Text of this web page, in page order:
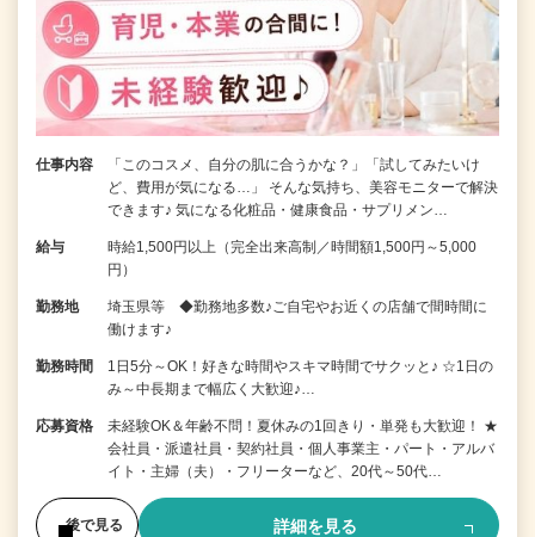
仕事内容
「このコスメ、自分の肌に合うかな？」「試してみたいけ
ど、費用が気になる…」 そんな気持ち、美容モニターで解決
できます♪ 気になる化粧品・健康食品・サプリメン…
給与
時給1,500円以上（完全出来高制／時間額1,500円～5,000
円）
勤務地
埼玉県等 ◆勤務地多数♪ご自宅やお近くの店舗で間時間に
働けます♪
勤務時間
1日5分～OK！好きな時間やスキマ時間でサクッと♪ ☆1日の
み～中長期まで幅広く大歓迎♪…
応募資格
未経験OK＆年齢不問！夏休みの1回きり・単発も大歓迎！ ★
会社員・派遣社員・契約社員・個人事業主・パート・アルバ
イト・主婦（夫）・フリーターなど、20代～50代…
後で見る 詳細を見る